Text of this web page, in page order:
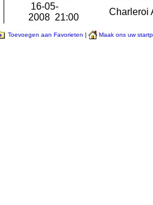
16-05-
2008 21:00
Charleroi
Toevoegen aan Favorieten | Maak ons uw